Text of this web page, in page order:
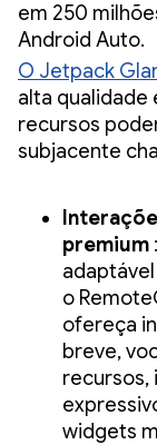
em 250
Android Auto.
O Jetpack
alta qualidade
recursos
subjacente
premium
o
ofereça
breve,
recursos,
widgets